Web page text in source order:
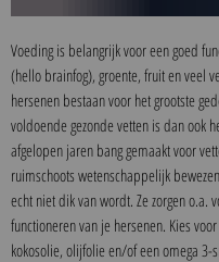
Voeding is belangrijk voor een goed
(hello brainfog), groente, fruit en veel
hersenen bestaan voor het grootste
voldoende gezonde vetten is dan ook
afgelopen jaren bang gemaakt voor
ruimschoots wetenschappelijk
echt niet dik van wordt. Ze zorgen o.a.
functioneren van je hersenen. Kies
kokosolie, olijfolie en/of een omega